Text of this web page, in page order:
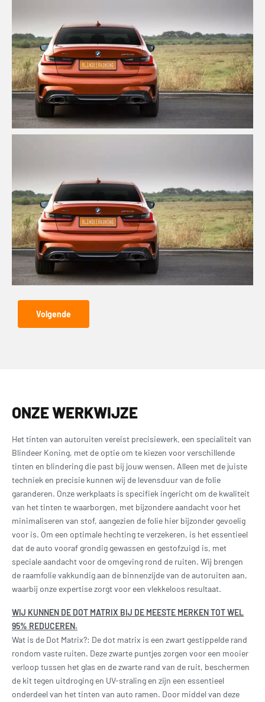
Volgende
ONZE WERKWIJZE
Het tinten van autoruiten vereist precisiewerk, een specialiteit van
Blindeer Koning, met de optie om te kiezen voor verschillende
tinten en blindering die past bij jouw wensen. Alleen met de juiste
techniek en precisie kunnen wij de levensduur van de folie
garanderen. Onze werkplaats is specifiek ingericht om de kwaliteit
van het tinten te waarborgen, met bijzondere aandacht voor het
minimaliseren van stof, aangezien de folie hier bijzonder gevoelig
voor is. Om een optimale hechting te verzekeren, is het essentieel
dat de auto vooraf grondig gewassen en gestofzuigd is, met
speciale aandacht voor de omgeving rond de ruiten. Wij brengen
de raamfolie vakkundig aan de binnenzijde van de autoruiten aan,
waarbij onze expertise zorgt voor een vlekkeloos resultaat.
WIJ KUNNEN DE DOT MATRIX BIJ DE MEESTE MERKEN TOT WEL
95% REDUCEREN.
Wat is de Dot Matrix?: De dot matrix is een zwart gestippelde rand
rondom vaste ruiten. Deze zwarte puntjes zorgen voor een mooier
verloop tussen het glas en de zwarte rand van de ruit, beschermen
de kit tegen uitdroging en UV-straling en zijn een essentieel
onderdeel van het tinten van auto ramen. Door middel van deze